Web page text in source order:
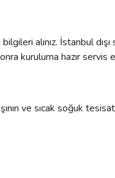
alınız. İstanbul
kuruluma hazır servis
ve sıcak soğuk